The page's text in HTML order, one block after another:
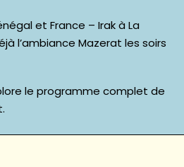
et France – Irakà La
l’ambiance Mazerat les soirs
le programme complet de
.